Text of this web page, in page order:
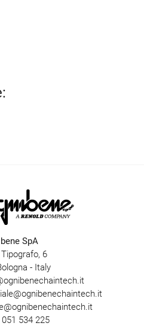
SpA
6
- Italy
534 225